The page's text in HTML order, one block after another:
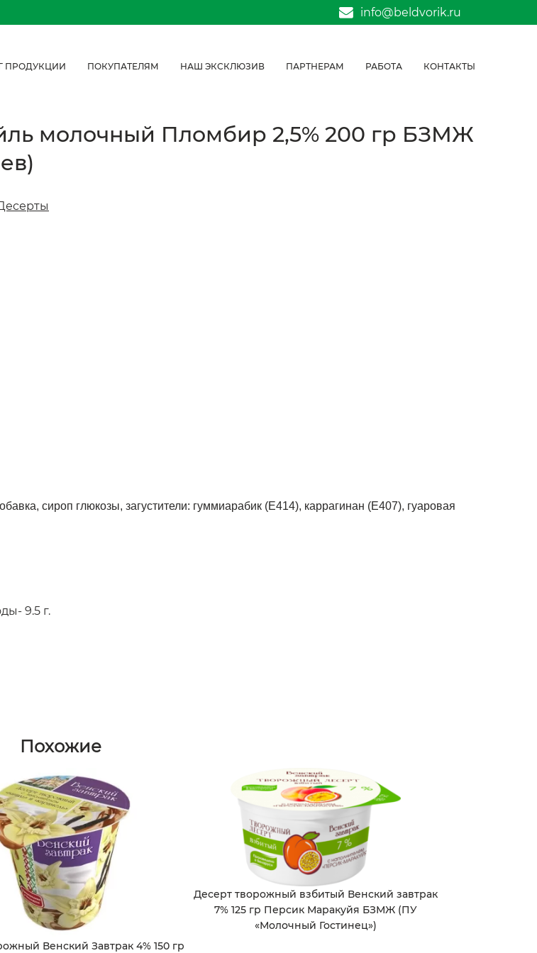
info@beldvorik.ru
ПРОДУКЦИИ ПОКУПАТЕЛЯМ НАШ ЭКСКЛЮЗИВ ПАРТНЕРАМ РАБОТА КОНТАКТЫ
молочный Пломбир 2,5% 200 гр БЗМЖ
сироп глюкозы, загустители: гуммиарабик (Е414), каррагинан (Е407), гуаровая
9.5 г.
Похожие
Венский Завтрак 4% 150 гр
Десерт творожный взбитый Венский завтрак
7% 125 гр Персик Маракуйя БЗМЖ (ПУ
«Молочный Гостинец»)